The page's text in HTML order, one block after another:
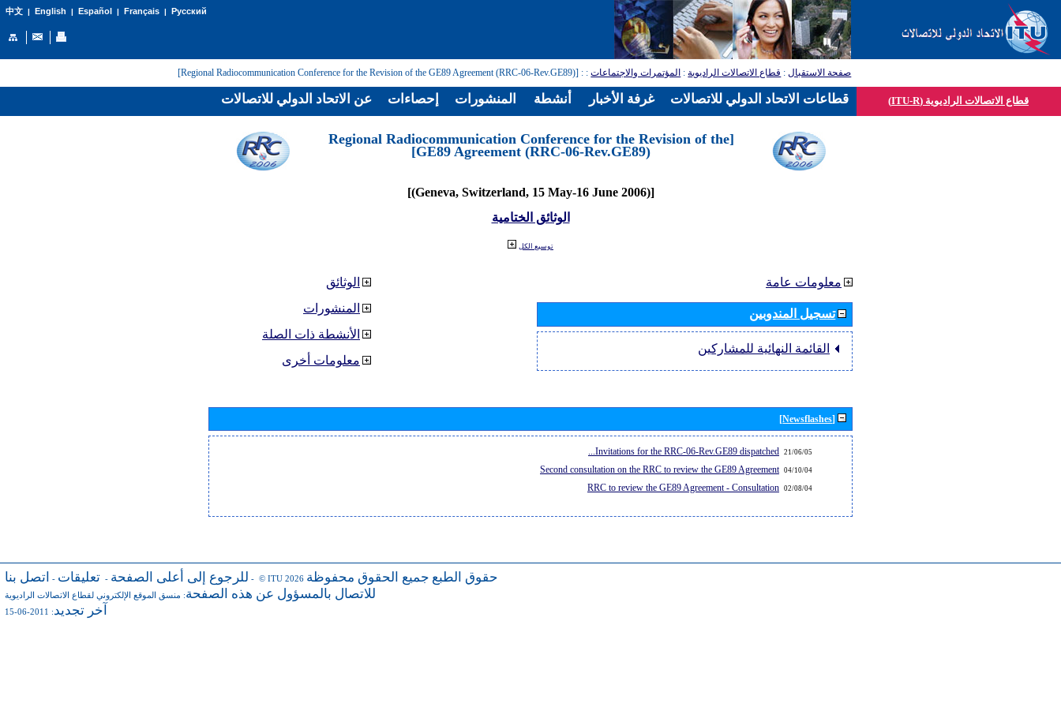
中文| English | Español | Français| Русский
صفحة الاستقبال: قطاع الاتصالات الراديوية: المؤتمرات والاجتماعات:
: [Regional Radiocommunication Conference for the Revision of the GE89 Agreement (RRC-06-Rev.GE89)]
قطاع الاتصالات الراديوية (ITU-R)
[Regional Radiocommunication Conference for the Revision of the
GE89 Agreement (RRC-06-Rev.GE89)]
[(Geneva, Switzerland, 15 May-16 June 2006)]
الوثائق الختامية
توسيع الكل
الوثائق
المنشورات
الأنشطة ذات الصلة
معلومات أخرى
معلومات عامة
تسجيل المندوبين
القائمة النهائية للمشاركين
[Newsflashes]
21/06/05
Invitations for the RRC-06-Rev.GE89 dispatched...
04/10/04
Second consultation on the RRC to review the GE89 Agreement
02/08/04
RRC to review the GE89 Agreement - Consultation
للرجوع إلى أعلى الصفحة - تعليقات - اتصل بنا - © ITU 2026 حقوق الطبع جميع الحقوق محفوظة
للاتصال بالمسؤول عن هذه الصفحة: منسق الموقع الإلكتروني لقطاع الاتصالات الراديوية
آخر تجديد: 2011-06-15
عن الاتحاد الدولي للاتصالات إحصاءات المنشورات أنشطة غرفة الأخبار قطاعات الاتحاد الدولي للاتصالات